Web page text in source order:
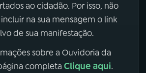
ao cidadão. Por isso, não
na sua mensagem o link
de sua manifestação.
sobre a Ouvidoria da
completa Clique aqui.